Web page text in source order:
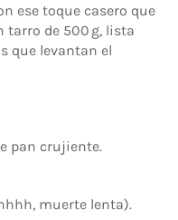
ese toque casero que
tarro de 500 g, lista
que levantan el
pan crujiente.
muerte lenta).